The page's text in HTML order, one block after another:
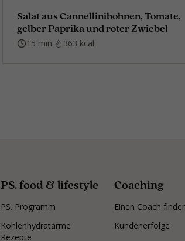
Salat aus Cannellinibohnen, Tomate,
gelber Paprika und roter Zwiebel
15 min. 363 kcal
PS. food & lifestyle
PS. Programm
Kohlenhydratarme
Rezepte
Coaching
Einen Coach
Kundenerfolge